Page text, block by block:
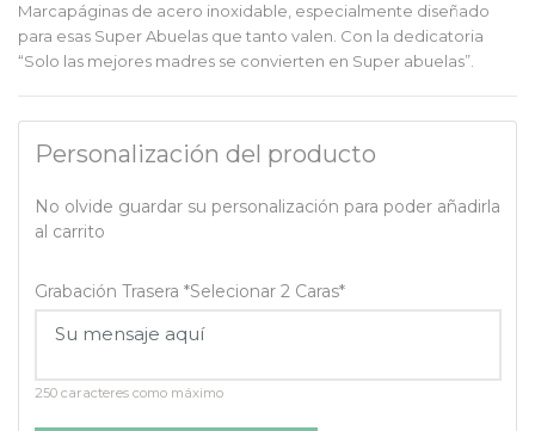
Marcapáginas de acero inoxidable, especialmente diseñado
para esas Super Abuelas que tanto valen. Con la dedicatoria
“Solo las mejores madres se convierten en Super abuelas”.
Personalización del producto
No olvide guardar su personalización para poder añadirla
al carrito
Grabación Trasera *Selecionar 2 Caras*
250 caracteres como máximo